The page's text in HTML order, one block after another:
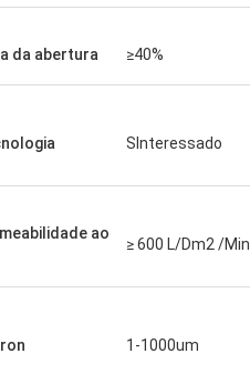
da abertura ≥40%
SInteressado
ao
≥ 600 L/Dm2 /Min
1-1000um